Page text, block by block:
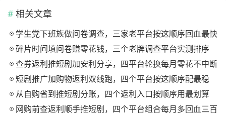
相关文章
学生党下班族做问卷调查，三家老平台按这顺序回血最快
碎片时间填问卷赚零花钱，三个老牌调查平台实测排序
查券返利推短剧加安利分享，四平台轮换每月零花不中断
短剧推广加购物返利双线跑，四个平台按这顺序配最稳
从自购省到推短剧分账，四个返利入口按顺序用最划算
网购前查返利顺手推短剧，四个平台组合每月多回血三百